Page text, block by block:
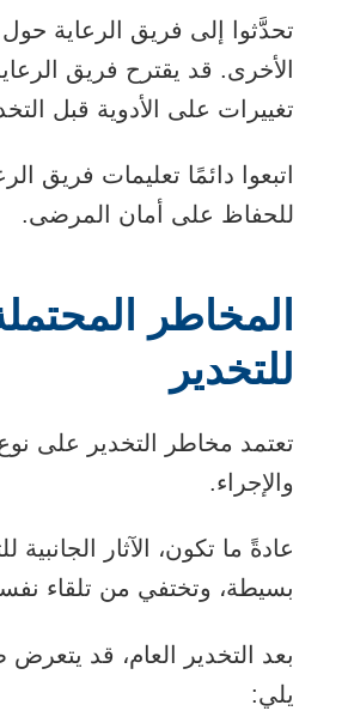
تحدَّثوا إلى فريق الرعاية
الأخرى. قد يقترح فريق
تغييرات على الأدوية قبل
اتبعوا دائمًا تعليمات فريق
للحفاظ على أمان المرضى.
المخاطر
للتخدير
تعتمد مخاطر التخدير على نوع
والإجراء.
عادةً ما تكون، الآثار الجانبية
بسيطة، وتختفي من تلقاء
بعد التخدير العام، قد يتعرض
يلي: